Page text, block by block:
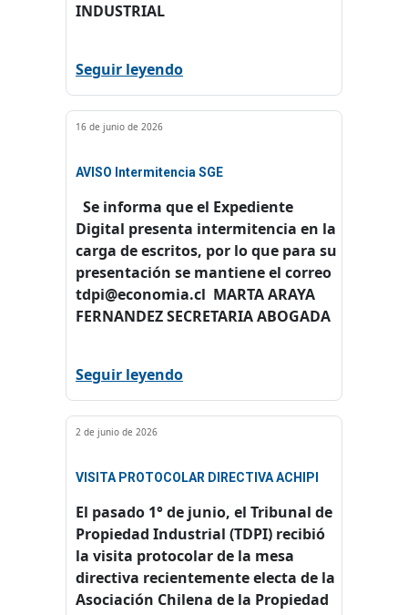
INDUSTRIAL
Seguir leyendo
16 de junio de 2026
AVISO Intermitencia SGE
Se informa que el Expediente
Digital presenta intermitencia en la
carga de escritos, por lo que para su
presentación se mantiene el correo
tdpi@economia.cl MARTA ARAYA
FERNANDEZ SECRETARIA ABOGADA
Seguir leyendo
2 de junio de 2026
VISITA PROTOCOLAR DIRECTIVA ACHIPI
El pasado 1° de junio, el Tribunal de
Propiedad Industrial (TDPI) recibió
la visita protocolar de la mesa
directiva recientemente electa de la
Asociación Chilena de la Propiedad